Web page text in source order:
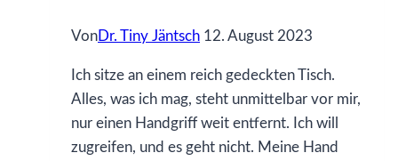
VonDr. Tiny Jäntsch 12. August 2023
Ich sitze an einem reich gedeckten Tisch.
Alles, was ich mag, steht unmittelbar vor mir,
nur einen Handgriff weit entfernt. Ich will
zugreifen, und es geht nicht. Meine Hand